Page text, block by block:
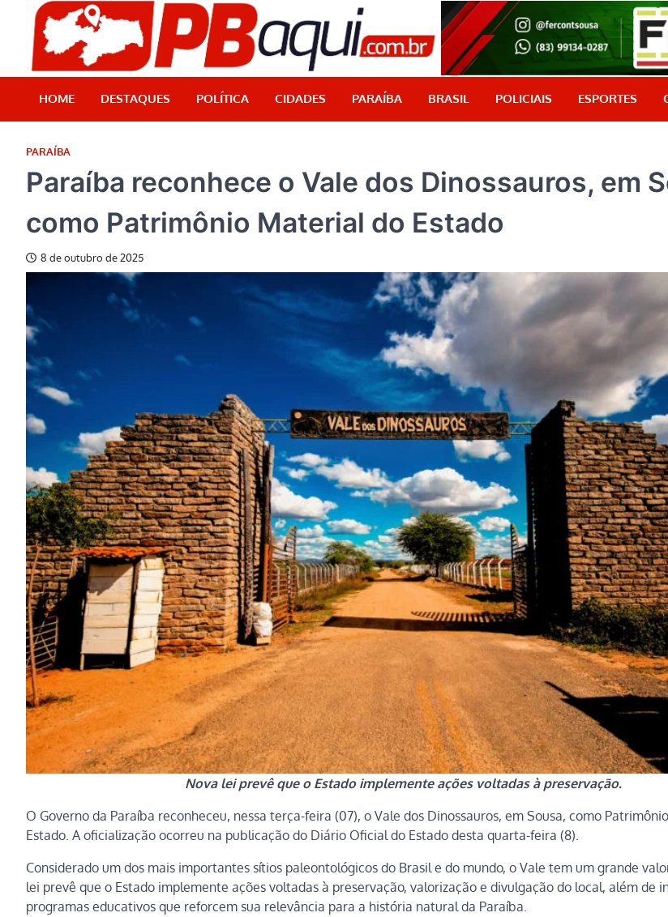
content
PB Aqui
Jornalismo com credibilidade, é aqui!
HOME DESTAQUES POLÍTICA CIDADES PARAÍBA BRASIL POLICIAIS ESPORTES
PARAÍBA
Paraíba reconhece o Vale dos Dinossauros, em
como Patrimônio Material do Estado
8 de outubro de 2025
Nova lei prevê que o Estado implemente ações voltadas à preservação.
O Governo da Paraíba reconheceu, nessa terça-feira (07), o Vale dos Dinossauros, em Sousa, como
Estado. A oficialização ocorreu na publicação do Diário Oficial do Estado desta quarta-feira (8).
Considerado um dos mais importantes sítios paleontológicos do Brasil e do mundo, o Vale tem um grande
lei prevê que o Estado implemente ações voltadas à preservação, valorização e divulgação do local, além de
programas educativos que reforcem sua relevância para a história natural da Paraíba.